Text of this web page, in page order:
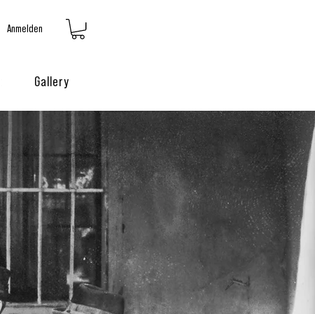
Anmelden
Gallery